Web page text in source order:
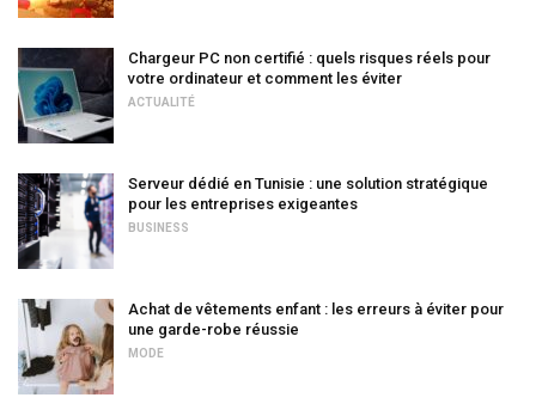
Chargeur PC non certifié : quels risques réels pour
votre ordinateur et comment les éviter
ACTUALITÉ
Serveur dédié en Tunisie : une solution stratégique
pour les entreprises exigeantes
BUSINESS
Achat de vêtements enfant : les erreurs à éviter pour
une garde-robe réussie
MODE